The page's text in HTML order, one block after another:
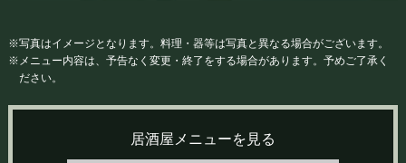
※写真はイメージとなります。料理・器等は写真と異なる場合がございます。
※メニュー内容は、予告なく変更・終了をする場合があります。予めご了承く
ださい。
居酒屋メニューを見る